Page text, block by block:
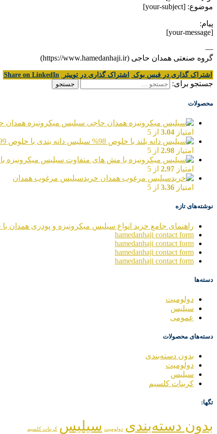
موضوع: [your-subject]
پیام:
[your-message]
—
گروه صنعتی همدان حاجی (https://www.hamedanhaji.ir)
اشتراک گذاری در فیس بوک اشتراک گذاری در توییتر Share on LinkedIn
جستجو برای:
محصولات
سیلیس میکرونیزه همدان
امتیاز 3.04 از 5
سیلیس دانه بندی با خلوص 99%
امتیاز 2.98 از 5
سیلیس میکرونیزه
امتیاز 2.97 از 5
خریدسیلیس مرغوب همدان
امتیاز 3.36 از 5
نوشته‌های تازه
راهنمای جامع خرید انواع سیلیس میکرونیزه و پودری همدان با
hamedanhaji contact form
hamedanhaji contact form
hamedanhaji contact form
hamedanhaji contact form
دسته‌ها
دولومیت
سیلیس
عمومی
دسته‌های محصولات
بدون دسته‌بندی
دولومیت
سیلیس
کربنات کلسیم
تگها:
بدون دسته‌بندی دولومیت سیلیس کربنات کلسیم